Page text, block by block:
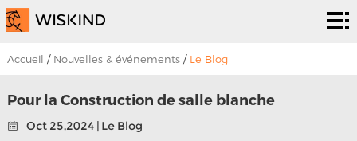
Système
de salle
Services
Solutions
Solutions
Les
Accueil / Nouvelles & événements/ Le Blog
Pour la Construction de salle blanche
Oct 25,2024 | Le Blog